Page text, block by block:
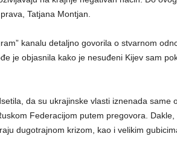
Tatjana Montjan.
kanalu detaljno govorila o stvarnom
je objasnila kako je nesuđeni Kijev sam
da su ukrajinske vlasti iznenada same
Federacijom putem pregovora.
dugotrajnom krizom, kao i velikim